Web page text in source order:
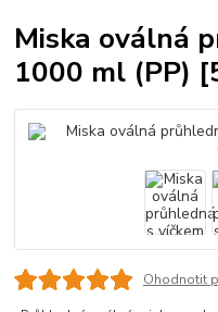
Miska oválná
1000 ml (PP)
Ohodnotit